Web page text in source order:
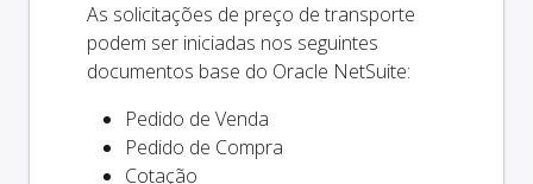
As solicitações de preço de transporte
podem ser iniciadas nos seguintes
documentos base do Oracle NetSuite:
Pedido de Venda
Pedido de Compra
Cotação